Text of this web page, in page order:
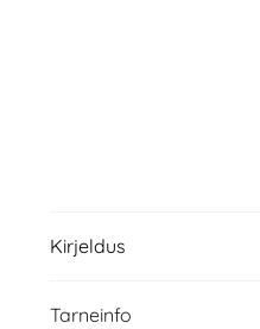
Kirjeldus
Tarneinfo